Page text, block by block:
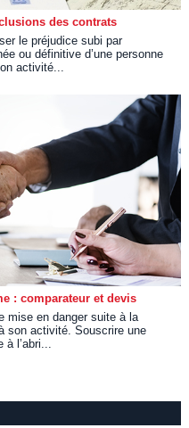
des contrats
le préjudice subi par
ou définitive d’une personne
activité...
: comparateur et devis
mise en danger suite à la
son activité. Souscrire une
à l’abri...